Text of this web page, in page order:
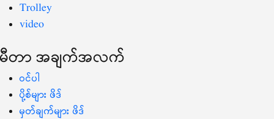
Trolley
video
မီတာ အချက်အလက်
ဝင်ပါ
ပို့စ်များ ဖိဒ်
မှတ်ချက်များ ဖိဒ်